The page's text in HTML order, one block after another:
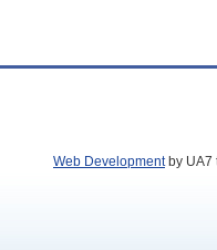
Web Developmentby UA7